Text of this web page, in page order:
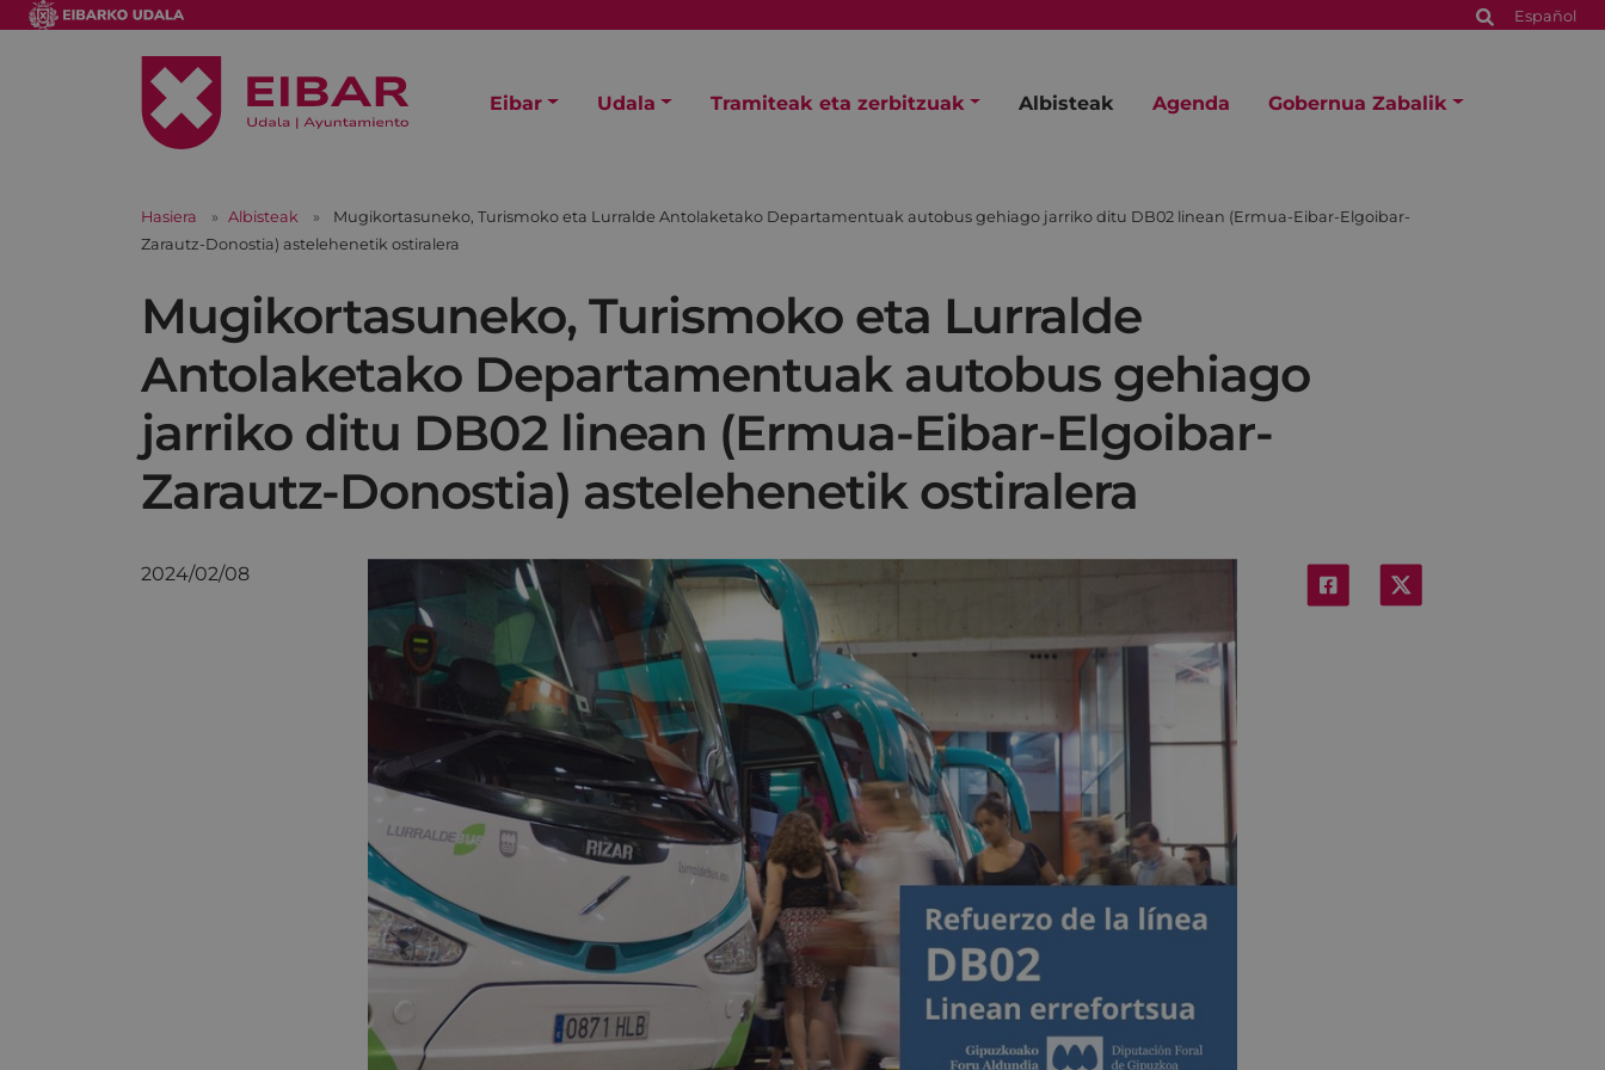
Español
Eibar Udala Tramiteak eta zerbitzuak Albisteak Agenda Gobernua Zabalik
Hasiera Albisteak
Mugikortasuneko, Turismoko eta Lurralde Antolaketako Departamentuak autobus gehiago jarriko ditu DB02 linean (Ermua-Eibar-Elgoibar-
Zarautz-Donostia) astelehenetik ostiralera
Mugikortasuneko, Turismoko eta Lurralde
Antolaketako Departamentuak autobus gehiago
jarriko ditu DB02 linean (Ermua-Eibar-Elgoibar-
Zarautz-Donostia) astelehenetik ostiralera
2024/02/08